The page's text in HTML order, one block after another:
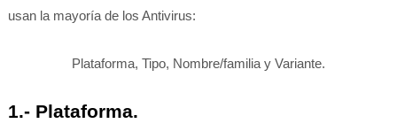
usan la mayoría de los Antivirus:
Plataforma, Tipo, Nombre/familia y Variante.
1.- Plataforma.